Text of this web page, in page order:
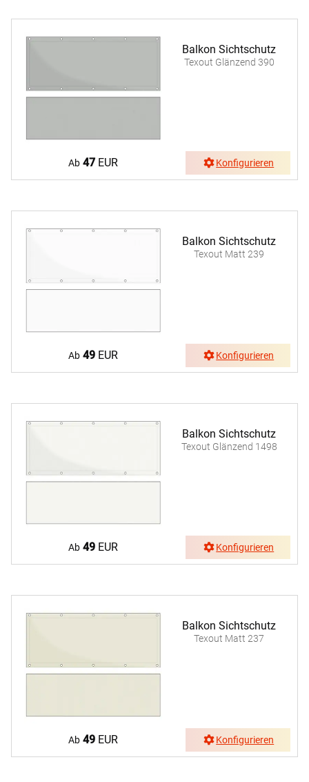
Balkon Sichtschutz
Texout Glänzend 390
Ab 47 EUR Konfigurieren
Balkon Sichtschutz
Texout Matt 239
Ab 49 EUR Konfigurieren
Balkon Sichtschutz
Texout Glänzend 1498
Ab 49 EUR Konfigurieren
Balkon Sichtschutz
Texout Matt 237
Ab 49 EUR Konfigurieren